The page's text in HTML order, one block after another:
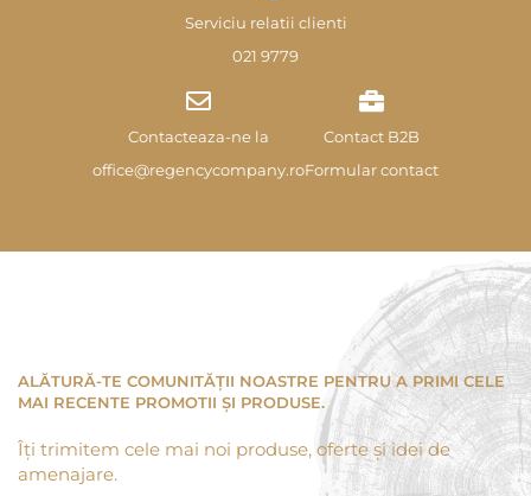
Serviciu relatii clienti
021 9779
Contacteaza-ne la
office@regencycompany.ro
Contact B2B
Formular contact
ALĂTURĂ-TE COMUNITĂȚII NOASTRE PENTRU A PRIMI CELE
MAI RECENTE PROMOTII ȘI PRODUSE.
Îți trimitem cele mai noi produse, oferte și idei de
amenajare.